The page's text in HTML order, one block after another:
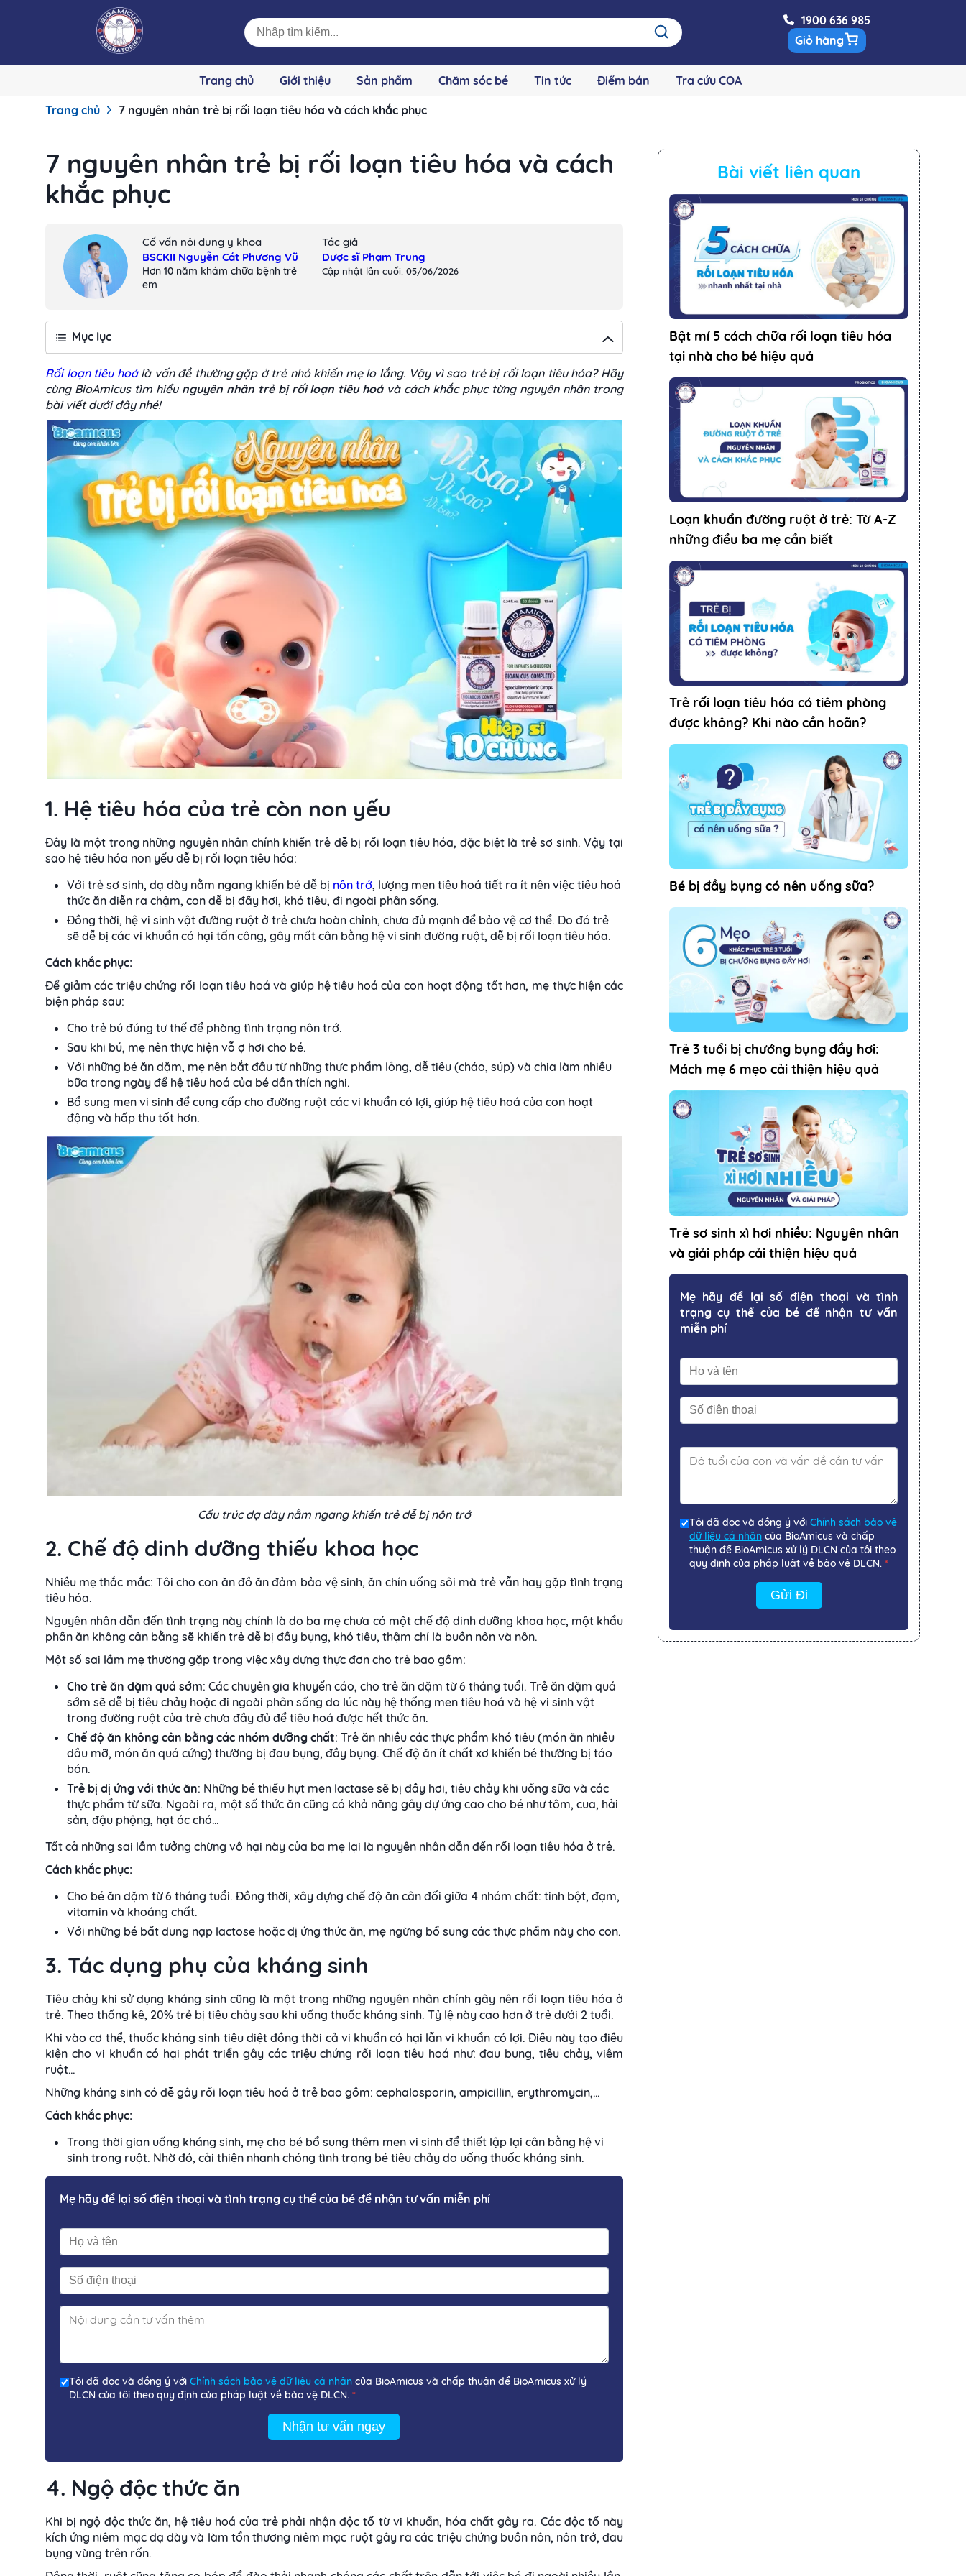
1900 636 985
Giỏ hàng
Trang chủ Giới thiệu Sản phẩm Chăm sóc bé Tin tức Điểm bán Tra cứu COA
Trang chủ 7 nguyên nhân trẻ bị rối loạn tiêu hóa và cách khắc phục
7 nguyên nhân trẻ bị rối loạn tiêu hóa và cách
khắc phục
Cố vấn nội dung y khoa
BSCKII Nguyễn Cát Phương Vũ
Hơn 10 năm khám chữa bệnh trẻ
em
Tác giả
Dược sĩ Phạm Trung
Cập nhật lần cuối: 05/06/2026
Mục lục
Rối loạn tiêu hoálà vấn đề thường gặp ở trẻ nhỏ khiến mẹ lo lắng. Vậy vì sao trẻ bị rối loạn tiêu hóa? Hãy
cùng BioAmicus tìm hiểunguyên nhân trẻ bị rối loạn tiêu hoá và cách khắc phục từng nguyên nhân trong
bài viết dưới đây nhé!
1. Hệ tiêu hóa của trẻ còn non yếu
Đây là một trong những nguyên nhân chính khiến trẻ dễ bị rối loạn tiêu hóa, đặc biệt là trẻ sơ sinh. Vậy tại
sao hệ tiêu hóa non yếu dễ bị rối loạn tiêu hóa:
Với trẻ sơ sinh, dạ dày nằm ngang khiến bé dễ bị nôn trớ, lượng men tiêu hoá tiết ra ít nên việc tiêu hoá
thức ăn diễn ra chậm, con dễ bị đầy hơi, khó tiêu, đi ngoài phân sống.
Đồng thời, hệ vi sinh vật đường ruột ở trẻ chưa hoàn chỉnh, chưa đủ mạnh để bảo vệ cơ thể. Do đó trẻ
sẽ dễ bị các vi khuẩn có hại tấn công, gây mất cân bằng hệ vi sinh đường ruột, dễ bị rối loạn tiêu hóa.
Cách khắc phục:
Để giảm các triệu chứng rối loạn tiêu hoá và giúp hệ tiêu hoá của con hoạt động tốt hơn, mẹ thực hiện các
biện pháp sau:
Cho trẻ bú đúng tư thế để phòng tình trạng nôn trớ.
Sau khi bú, mẹ nên thực hiện vỗ ợ hơi cho bé.
Với những bé ăn dặm, mẹ nên bắt đầu từ những thực phẩm lỏng, dễ tiêu (cháo, súp) và chia làm nhiều
bữa trong ngày để hệ tiêu hoá của bé dần thích nghi.
Bổ sung men vi sinh để cung cấp cho đường ruột các vi khuẩn có lợi, giúp hệ tiêu hoá của con hoạt
động và hấp thu tốt hơn.
Cấu trúc dạ dày nằm ngang khiến trẻ dễ bị nôn trớ
2. Chế độ dinh dưỡng thiếu khoa học
Nhiều mẹ thắc mắc: Tôi cho con ăn đồ ăn đảm bảo vệ sinh, ăn chín uống sôi mà trẻ vẫn hay gặp tình trạng
tiêu hóa.
Nguyên nhân dẫn đến tình trạng này chính là do ba mẹ chưa có một chế độ dinh dưỡng khoa học, một khẩu
phần ăn không cân bằng sẽ khiến trẻ dễ bị đầy bụng, khó tiêu, thậm chí là buồn nôn và nôn.
Một số sai lầm mẹ thường gặp trong việc xây dựng thực đơn cho trẻ bao gồm:
Cho trẻ ăn dặm quá sớm: Các chuyên gia khuyến cáo, cho trẻ ăn dặm từ 6 tháng tuổi. Trẻ ăn dặm quá
sớm sẽ dễ bị tiêu chảy hoặc đi ngoài phân sống do lúc này hệ thống men tiêu hoá và hệ vi sinh vật
trong đường ruột của trẻ chưa đầy đủ để tiêu hoá được hết thức ăn.
Chế độ ăn không cân bằng các nhóm dưỡng chất: Trẻ ăn nhiều các thực phẩm khó tiêu (món ăn nhiều
dầu mỡ, món ăn quá cứng) thường bị đau bụng, đầy bụng. Chế độ ăn ít chất xơ khiến bé thường bị táo
bón.
Trẻ bị dị ứng với thức ăn: Những bé thiếu hụt men lactase sẽ bị đầy hơi, tiêu chảy khi uống sữa và các
thực phẩm từ sữa. Ngoài ra, một số thức ăn cũng có khả năng gây dự ứng cao cho bé như tôm, cua, hải
sản, đậu phộng, hạt óc chó…
Tất cả những sai lầm tưởng chừng vô hại này của ba mẹ lại là nguyên nhân dẫn đến rối loạn tiêu hóa ở trẻ.
Cách khắc phục:
Cho bé ăn dặm từ 6 tháng tuổi. Đồng thời, xây dựng chế độ ăn cân đối giữa 4 nhóm chất: tinh bột, đạm,
vitamin và khoáng chất.
Với những bé bất dung nạp lactose hoặc dị ứng thức ăn, mẹ ngừng bổ sung các thực phẩm này cho con.
3. Tác dụng phụ của kháng sinh
Tiêu chảy khi sử dụng kháng sinh cũng là một trong những nguyên nhân chính gây nên rối loạn tiêu hóa ở
trẻ. Theo thống kê, 20% trẻ bị tiêu chảy sau khi uống thuốc kháng sinh. Tỷ lệ này cao hơn ở trẻ dưới 2 tuổi.
Khi vào cơ thể, thuốc kháng sinh tiêu diệt đồng thời cả vi khuẩn có hại lẫn vi khuẩn có lợi. Điều này tạo điều
kiện cho vi khuẩn có hại phát triển gây các triệu chứng rối loạn tiêu hoá như: đau bụng, tiêu chảy, viêm
ruột…
Những kháng sinh có dễ gây rối loạn tiêu hoá ở trẻ bao gồm: cephalosporin, ampicillin, erythromycin,…
Cách khắc phục:
Trong thời gian uống kháng sinh, mẹ cho bé bổ sung thêm men vi sinh để thiết lập lại cân bằng hệ vi
sinh trong ruột. Nhờ đó, cải thiện nhanh chóng tình trạng bé tiêu chảy do uống thuốc kháng sinh.
Mẹ hãy để lại số điện thoại và tình trạng cụ thể của bé để nhận tư vấn miễn phí
Tôi đã đọc và đồng ý với Chính sách bảo vệ dữ liệu cá nhân của BioAmicus và chấp thuận để BioAmicus xử lý
DLCN của tôi theo quy định của pháp luật về bảo vệ DLCN. *
Nhận tư vấn ngay
4. Ngộ độc thức ăn
Khi bị ngộ độc thức ăn, hệ tiêu hoá của trẻ phải nhận độc tố từ vi khuẩn, hóa chất gây ra. Các độc tố này
kích ứng niêm mạc dạ dày và làm tổn thương niêm mạc ruột gây ra các triệu chứng buồn nôn, nôn trớ, đau
bụng vùng trên rốn.
Bài viết liên quan
Bật mí 5 cách chữa rối loạn tiêu hóa
tại nhà cho bé hiệu quả
Loạn khuẩn đường ruột ở trẻ: Từ A-Z
những điều ba mẹ cần biết
Trẻ rối loạn tiêu hóa có tiêm phòng
được không? Khi nào cần hoãn?
Bé bị đầy bụng có nên uống sữa?
Trẻ 3 tuổi bị chướng bụng đầy hơi:
Mách mẹ 6 mẹo cải thiện hiệu quả
Trẻ sơ sinh xì hơi nhiều: Nguyên nhân
và giải pháp cải thiện hiệu quả
Mẹ hãy để lại số điện thoại và tình
trạng cụ thể của bé để nhận tư vấn
miễn phí
Tôi đã đọc và đồng ý với Chính sách bảo vệ
dữ liệu cá nhâncủa BioAmicus và chấp
thuận để BioAmicus xử lý DLCN của tôi theo
quy định của pháp luật về bảo vệ DLCN. *
Gửi Đi